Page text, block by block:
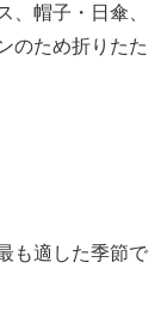
、帽子・日傘、
のため折りたた
も適した季節で